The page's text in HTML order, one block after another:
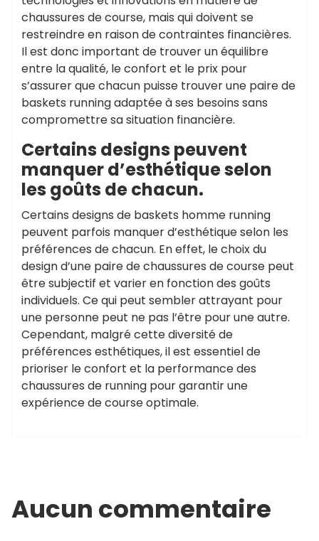
chaussures de course, mais qui doivent se
restreindre en raison de contraintes financières.
Il est donc important de trouver un équilibre
entre la qualité, le confort et le prix pour
s’assurer que chacun puisse trouver une paire de
baskets running adaptée à ses besoins sans
compromettre sa situation financière.
Certains designs peuvent
manquer d’esthétique selon
les goûts de chacun.
Certains designs de baskets homme running
peuvent parfois manquer d’esthétique selon les
préférences de chacun. En effet, le choix du
design d’une paire de chaussures de course peut
être subjectif et varier en fonction des goûts
individuels. Ce qui peut sembler attrayant pour
une personne peut ne pas l’être pour une autre.
Cependant, malgré cette diversité de
préférences esthétiques, il est essentiel de
prioriser le confort et la performance des
chaussures de running pour garantir une
expérience de course optimale.
Aucun commentaire